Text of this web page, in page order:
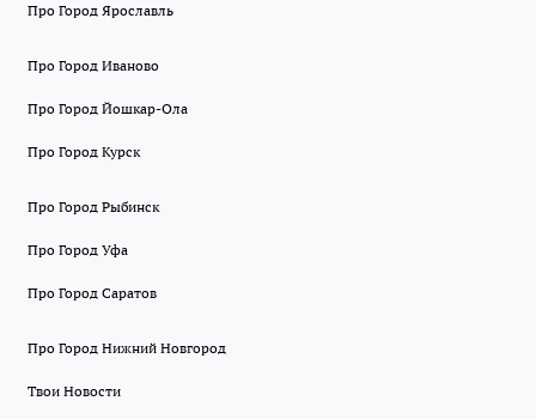
Про Город Ярославль
Про Город Иваново
Про Город Йошкар-Ола
Про Город Курск
Про Город Рыбинск
Про Город Уфа
Про Город Саратов
Про Город Нижний Новгород
Твои Новости